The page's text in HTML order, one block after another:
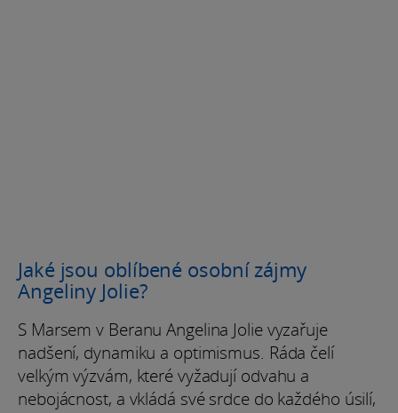
Jaké jsou oblíbené osobní zájmy
Angeliny Jolie?
S Marsem v Beranu Angelina Jolie vyzařuje
nadšení, dynamiku a optimismus. Ráda čelí
velkým výzvám, které vyžadují odvahu a
nebojácnost, a vkládá své srdce do každého úsilí,